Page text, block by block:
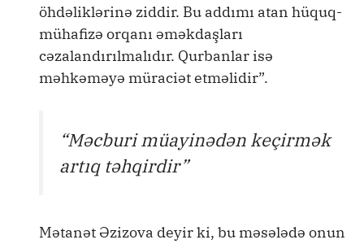
öhdəliklərinə ziddir. Bu addımı atan hüquq-
mühafizə orqanı əməkdaşları
cəzalandırılmalıdır. Qurbanlar isə
məhkəməyə müraciət etməlidir”.
“Məcburi müayinədən keçirmək
artıq təhqirdir”
Mətanət Əzizova deyir ki, bu məsələdə onun